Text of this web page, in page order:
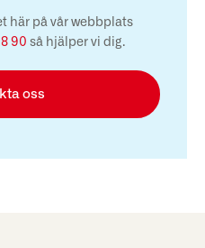
här på vår webbplats
90 så hjälper vi dig.
oss